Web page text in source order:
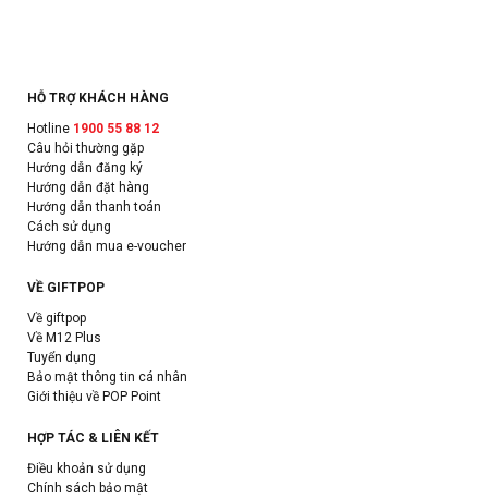
HỖ TRỢ KHÁCH HÀNG
Hotline 1900 55 88 12
Câu hỏi thường gặp
Hướng dẫn đăng ký
Hướng dẫn đặt hàng
Hướng dẫn thanh toán
Cách sử dụng
Hướng dẫn mua e-voucher
VỀ GIFTPOP
Về giftpop
Về M12 Plus
Tuyển dụng
Bảo mật thông tin cá nhân
Giới thiệu về POP Point
HỢP TÁC & LIÊN KẾT
Điều khoản sử dụng
Chính sách bảo mật